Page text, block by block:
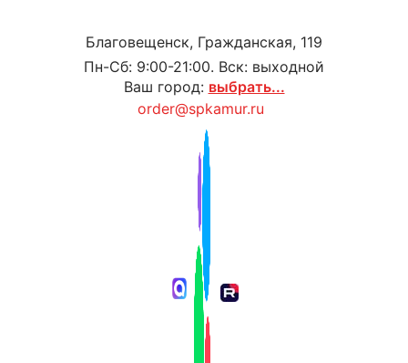
Благовещенск, Гражданская, 119
Пн-Сб: 9:00-21:00. Вск: выходной
Ваш город: выбрать...
order@spkamur.ru